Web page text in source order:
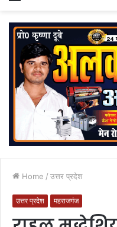
Home / उत्तर प्रदेश
उत्तर प्रदेश महराजगंज